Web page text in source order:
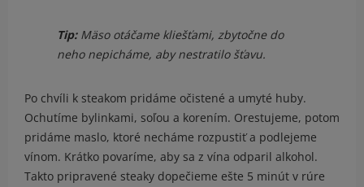
Tip: Mäso otáčame kliešťami, zbytočne do
neho nepicháme, aby nestratilo šťavu.
Po chvíli k steakom pridáme očistené a umyté huby.
Ochutíme bylinkami, soľou a korením. Orestujeme, potom
pridáme maslo, ktoré necháme rozpustiť a podlejeme
vínom. Krátko povaríme, aby sa z vína odparil alkohol.
Takto pripravené steaky dopečieme ešte 5 minút v rúre